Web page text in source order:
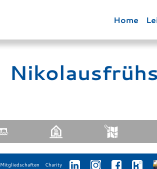
Home
Mitgliedschaften Charity